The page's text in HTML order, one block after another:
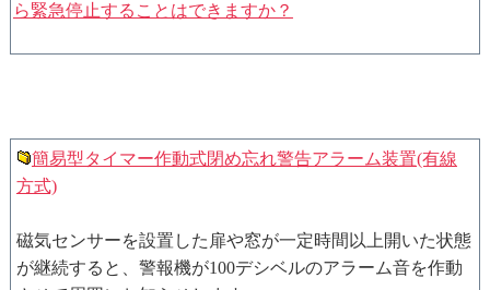
ら緊急停止することはできますか？
簡易型タイマー作動式閉め忘れ警告アラーム装置(有線
方式)
磁気センサーを設置した扉や窓が一定時間以上開いた状態
が継続すると、警報機が100デシベルのアラーム音を作動